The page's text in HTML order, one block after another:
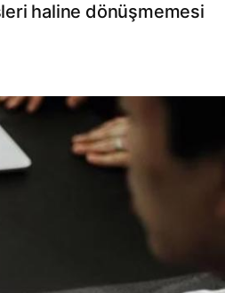
haline dönüşmemesi